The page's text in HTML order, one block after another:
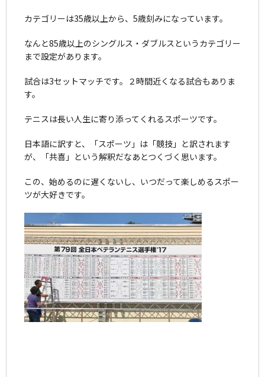
カテゴリーは35歳以上から、5歳刻みになっています。
なんと85歳以上のシングルス・ダブルスというカテゴリー
まで設定があります。
試合は3セットマッチです。２時間近くなる試合もありま
す。
テニスは長い人生に寄り添ってくれるスポーツです。
日本語に訳すと、「スポーツ」は「競技」と訳されます
が、「共喜」という解釈だなあとつくづく思います。
この、始めるのに遅くないし、いつだって楽しめるスポー
ツが大好きです。